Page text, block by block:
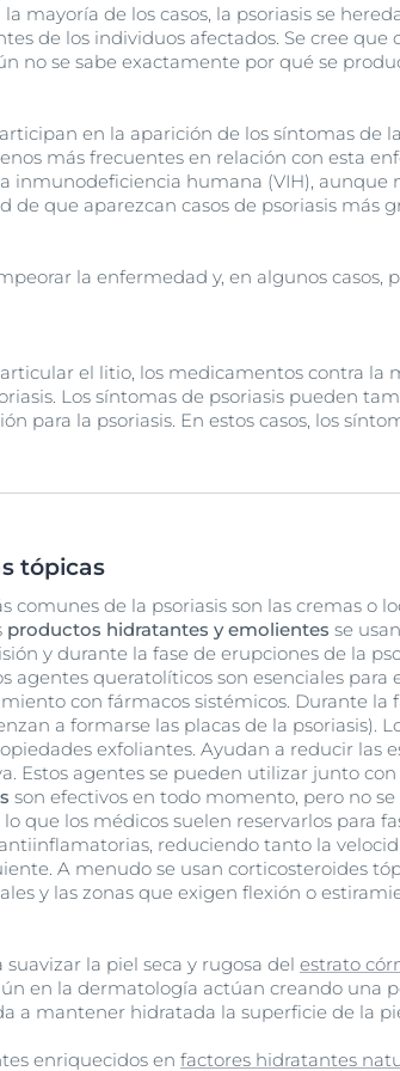
mayoría de los casos, la psoriasis se
de los individuos afectados. Se cree
no se sabe exactamente por qué se
en la aparición de los síntomas de
más frecuentes en relación con esta
inmunodeficiencia humana (VIH), aunque
que aparezcan casos de psoriasis más
la enfermedad y, en algunos casos,
el litio, los medicamentos contra la
Los síntomas de psoriasis pueden
para la psoriasis. En estos casos, los
tópicas
comunes de la psoriasis son las cremas o
productos hidratantes y emolientes se
y durante la fase de erupciones de la
agentes queratolíticos son esenciales
con fármacos sistémicos. Durante
a formarse las placas de la psoriasis).
exfoliantes. Ayudan a reducir las
Estos agentes se pueden utilizar junto
son efectivos en todo momento, pero no
que los médicos suelen reservarlos para
reduciendo tanto la
A menudo se usan corticosteroides
y las zonas que exigen flexión o
suavizar la piel seca y rugosa del estrato
en la dermatología actúan creando una
a mantener hidratada la superficie de la
enriquecidos en factores hidratantes